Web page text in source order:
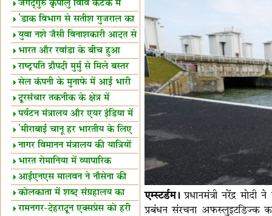
स्थल घोषित
जगद्गुरु कृपालु विवि कटक में
शैक्षिक सत्र शुरू
'डाक विभाग से सतीश गुजराल का
रिश्ता गहरा'
युवा नशे जैसी विनाशकारी आदत से
दूर रहें-मोदी
भारत और रवांडा के बीच हुआ
व्यापार विस्तार
राष्ट्रपति द्रौपदी मुर्मु से मिले बस्तर
के प्रतिनिधि
सेल कंपनी के मुनाफे में आई भारी
उछाल!
दूरसंचार तकनीक के क्षेत्र में
उत्कृष्टता पुरस्कार
पर्यटन मंत्रालय और एयर इंडिया में
समझौता
'मीराबाई चानू हर भारतीय के लिए
प्रेरणा'
नागर विमानन मंत्रालय की यात्रियों
को सलाह
भारत रोमानिया में व्यापारिक
साझेदारियां
आईएनएस मालवन ने नौसेना की
ताकत बढ़ाई
कोलकाता में शब्द संग्रहालय का
उद्घाटन
रामनगर-देहरादून एक्सप्रेस को हरी
एम्स्टर्डम।प्रधानमंत्री नरेंद्र
प्रबंधन संरचना अफस्लुइटडिज्क